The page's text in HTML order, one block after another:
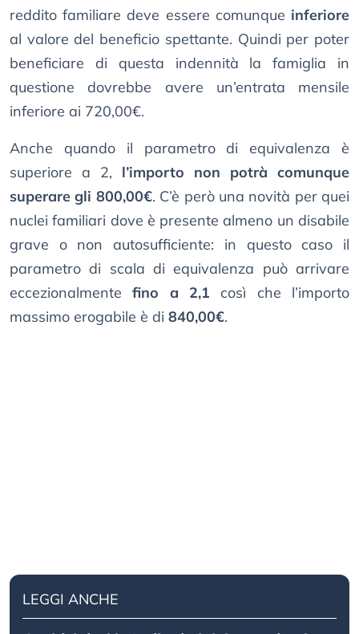
reddito familiare deve essere comunque inferiore
al valore del beneficio spettante. Quindi per poter
beneficiare di questa indennità la famiglia in
questione dovrebbe avere un’entrata mensile
inferiore ai 720,00€.
Anche quando il parametro di equivalenza è
superiore a 2, l’importo non potrà comunque
superare gli 800,00€. C’è però una novità per quei
nuclei familiari dove è presente almeno un disabile
grave o non autosufficiente: in questo caso il
parametro di scala di equivalenza può arrivare
eccezionalmentefino a 2,1 così che l’importo
massimo erogabile è di 840,00€.
LEGGI ANCHE